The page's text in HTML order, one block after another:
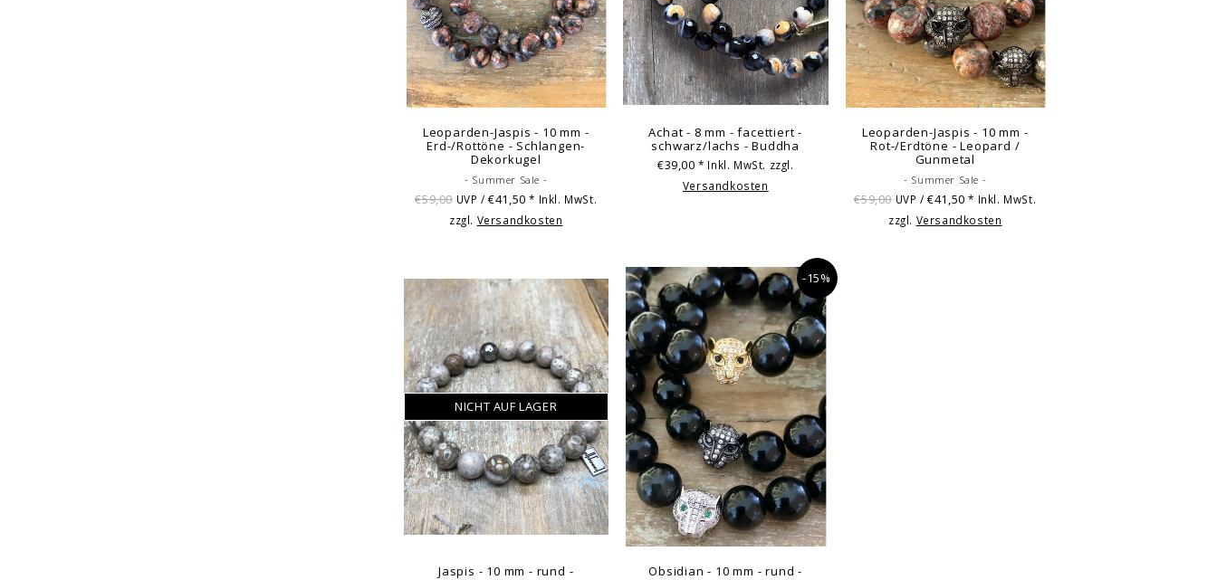
Leoparden-Jaspis - 10 mm -
Erd-/Rottöne - Schlangen-
Dekorkugel
- Summer Sale -
€59,00 UVP / €41,50* Inkl. MwSt.
zzgl. Versandkosten
Achat - 8 mm - facettiert -
schwarz/lachs - Buddha
€39,00* Inkl. MwSt. zzgl.
Versandkosten
Leoparden-Jaspis - 10 mm -
Rot-/Erdtöne - Leopard /
Gunmetal
- Summer Sale -
€59,00 UVP / €41,50* Inkl. MwSt.
zzgl. Versandkosten
NICHT AUF LAGER
Jaspis - 10 mm - rund -
-15%
Obsidian - 10 mm - rund -